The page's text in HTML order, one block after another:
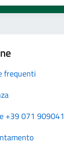
frequenti
+39 071 909041